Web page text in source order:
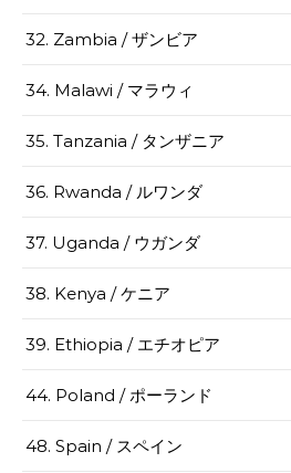
32. Zambia / ザンビア
34. Malawi / マラウィ
35. Tanzania / タンザニア
36. Rwanda / ルワンダ
37. Uganda / ウガンダ
38. Kenya / ケニア
39. Ethiopia / エチオピア
44. Poland / ポーランド
48. Spain / スペイン